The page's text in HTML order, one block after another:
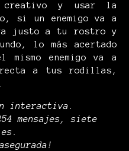
creativo y usar la
si un enemigo va a
va justo a tu rostro y
lo más acertado
enemigo va a
a tus rodillas,
interactiva.
mensajes, siete